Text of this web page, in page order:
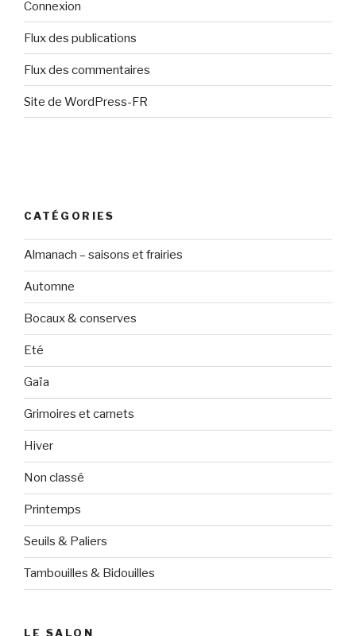
Connexion
Flux des publications
Flux des commentaires
Site de WordPress-FR
CATÉGORIES
Almanach – saisons et frairies
Automne
Bocaux & conserves
Eté
Gaïa
Grimoires et carnets
Hiver
Non classé
Printemps
Seuils & Paliers
Tambouilles & Bidouilles
LE SALON